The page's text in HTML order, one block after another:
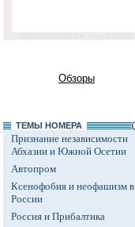
Обзоры
ТЕМЫ НОМЕРА
Признание независимости
Абхазии и Южной Осетии
Автопром
Ксенофобия и неофашизм в
России
Россия и Прибалтика